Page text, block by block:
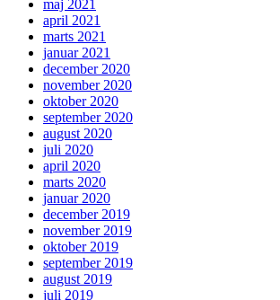
maj 2021
april 2021
marts 2021
januar 2021
december 2020
november 2020
oktober 2020
september 2020
august 2020
juli 2020
april 2020
marts 2020
januar 2020
december 2019
november 2019
oktober 2019
september 2019
august 2019
juli 2019